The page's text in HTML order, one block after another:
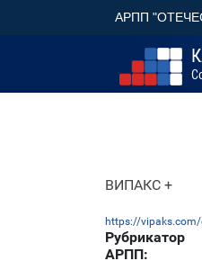
АРПП
ВИПАКС +
https://
Рубрикатор
АРПП: